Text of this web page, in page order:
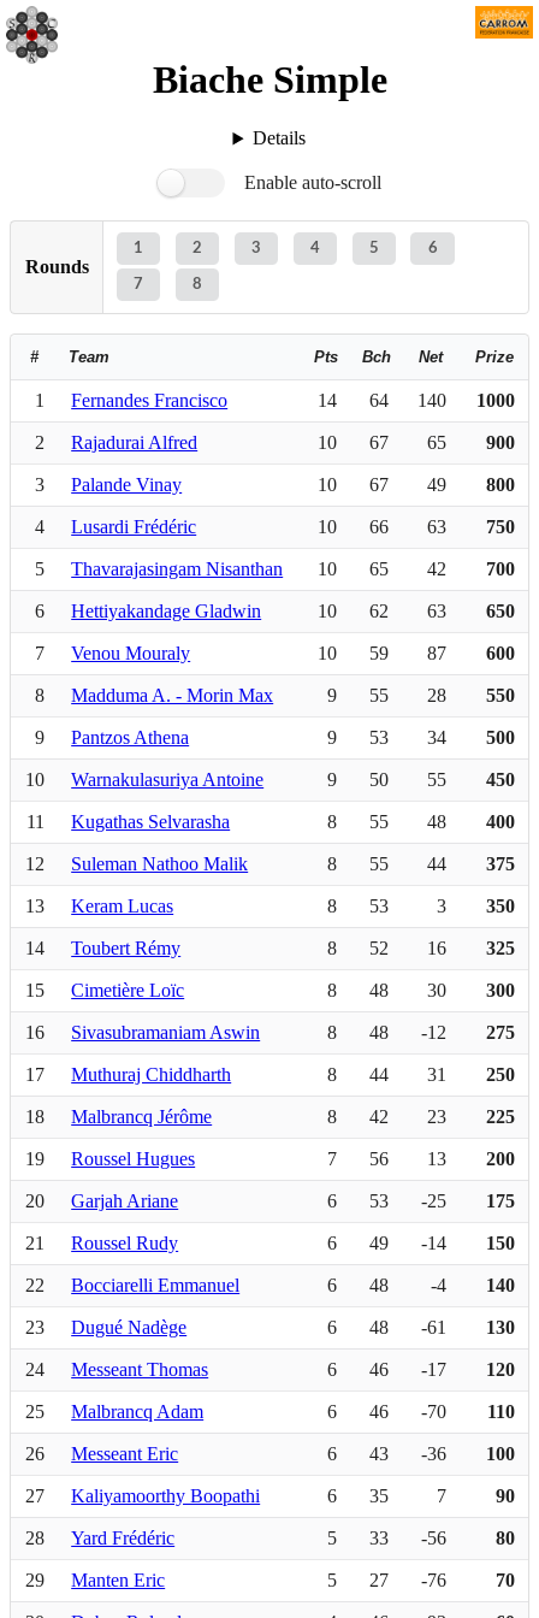
Biache Simple
Details
Enable auto-scroll
Rounds
1 2 3 4 5 6
7 8
# Team Pts Bch Net Prize
1 Fernandes Francisco 14 64 140 1000
2 Rajadurai Alfred 10 67 65 900
3 Palande Vinay 10 67 49 800
4 Lusardi Frédéric 10 66 63 750
5 Thavarajasingam Nisanthan 10 65 42 700
6 Hettiyakandage Gladwin 10 62 63 650
7 Venou Mouraly 10 59 87 600
8 Madduma A. - Morin Max 9 55 28 550
9 Pantzos Athena 9 53 34 500
10 Warnakulasuriya Antoine 9 50 55 450
11 Kugathas Selvarasha 8 55 48 400
12 Suleman Nathoo Malik 8 55 44 375
13 Keram Lucas 8 53 3 350
14 Toubert Rémy 8 52 16 325
15 Cimetière Loïc 8 48 30 300
16 Sivasubramaniam Aswin 8 48 -12 275
17 Muthuraj Chiddharth 8 44 31 250
18 Malbrancq Jérôme 8 42 23 225
19 Roussel Hugues 7 56 13 200
20 Garjah Ariane 6 53 -25 175
21 Roussel Rudy 6 49 -14 150
22 Bocciarelli Emmanuel 6 48 -4 140
23 Dugué Nadège 6 48 -61 130
24 Messeant Thomas 6 46 -17 120
25 Malbrancq Adam 6 46 -70 110
26 Messeant Eric 6 43 -36 100
27 Kaliyamoorthy Boopathi 6 35 7 90
28 Yard Frédéric 5 33 -56 80
29 Manten Eric 5 27 -76 70